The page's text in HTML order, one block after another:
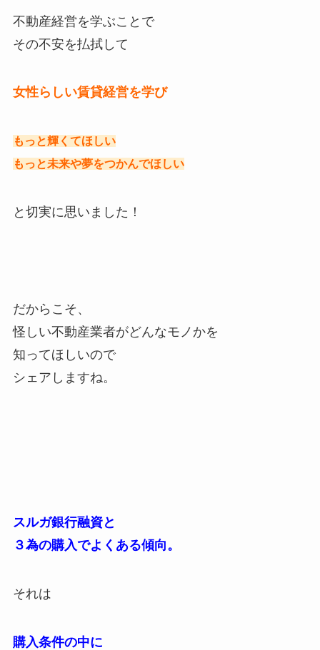
不動産経営を学ぶことで
その不安を払拭して
女性らしい賃貸経営を学び
もっと輝くてほしい
もっと未来や夢をつかんでほしい
と切実に思いました！
だからこそ、
怪しい不動産業者がどんなモノかを
知ってほしいので
シェアしますね。
スルガ銀行融資と
３為の購入でよくある傾向。
それは
購入条件の中に